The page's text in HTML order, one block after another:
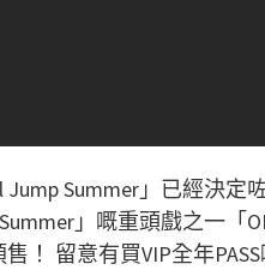
Jump Summer」已經決定
Summer」嘅重頭戲之一「
！ 留意有買VIP全年